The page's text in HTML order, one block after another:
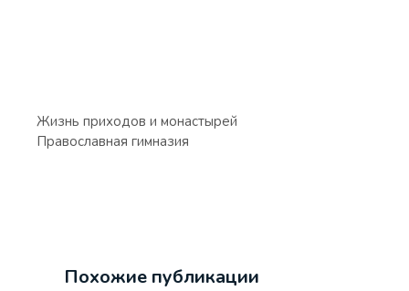
Жизнь приходов и монастырей
Православная гимназия
Похожие публикации